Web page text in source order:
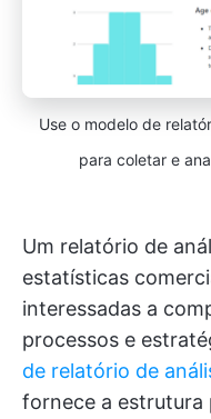
Use o modelo de
para coletar e
Um relatório de
estatísticas
interessadas a
processos e
de relatório de
fornece a estrutura